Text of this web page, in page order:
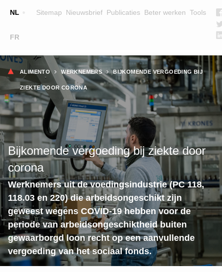
NL
FR
Sitemap Nieuwsbrief Publicaties Beter werken Tools
Main
navigation
OPLEIDINGEN
LESGEVERS
WIE ZIJN WE
CONTACT
ZOEK EEN OPLEIDING
Kruimelpad
ALIMENTO WERKNEMERS BIJKOMENDE VERGOEDING BIJ
ZIEKTE DOOR CORONA
Bijkomende vergoeding bij ziekte door
corona
Werknemers uit de voedingsindustrie (PC 118,
118.03 en 220) die arbeidsongeschikt zijn
geweest wegens COVID-19 hebben voor de
periode van arbeidsongeschiktheid buiten
gewaarborgd loon recht op een aanvullende
vergoeding van het sociaal fonds.